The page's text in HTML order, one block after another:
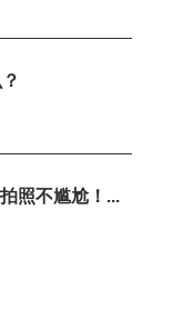
照不尴尬！...